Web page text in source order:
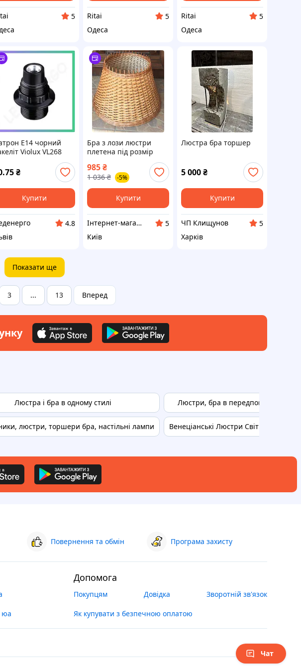
5
Ritai
5
Одеса
Ritai
5
Одеса
E14 чорний
Violux VL268
світильників люстр
торшерів без
₴
Купити
4.8
Бра з лози люстри
плетена під розмір
торшери абажури бра
985₴
1 036 ₴ -5%
Купити
Інтернет-магазин "Сімейний затишок"
5
Київ
Люстра бра торшер
5 000₴
Купити
ЧП Клищунов
5
Харків
Показати ще
3 ... 13 Вперед
Люстра і бра в одному стилі
люстри, торшери бра, настільні лампи
Люстри, бра в передпокій і ванну
Венеціанські Люстри Світильники
Повернення та обмін Програма захисту
юа
Допомога
Покупцям Довідка Зворотній зв'язок
Як купувати з безпечною оплатою
Чат